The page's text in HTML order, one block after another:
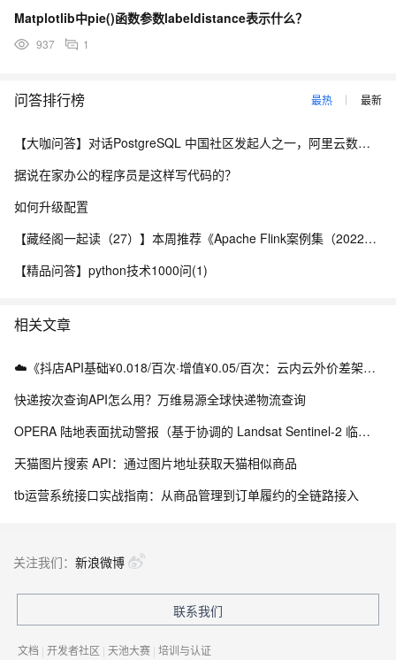
Matplotlib中pie()函数参数labeldistance表示什么？
937 1
问答排行榜 最热 最新
【大咖问答】对话PostgreSQL 中国社区发起人之一，阿里云数据库高级专家 德哥
据说在家办公的程序员是这样写代码的？
如何升级配置
【藏经阁一起读（27）】本周推荐《Apache Flink案例集（2022版）》，你有哪些心得？
【精品问答】python技术1000问(1)
相关文章
☁️《抖店API基础¥0.018/百次·增值¥0.05/百次：云内云外价差架构实战》（附Python源码）
快递按次查询API怎么用？万维易源全球快递物流查询
OPERA 陆地表面扰动警报（基于协调的 Landsat Sentinel-2 临时产品，版本 0）
天猫图片搜索 API：通过图片地址获取天猫相似商品
tb运营系统接口实战指南：从商品管理到订单履约的全链路接入
关注我们： 新浪微博
联系我们
文档 | 开发者社区 | 天池大赛 | 培训与认证